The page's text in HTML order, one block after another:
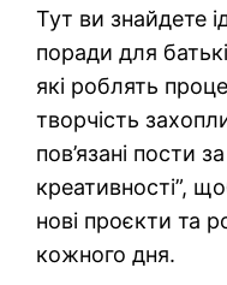
Тут ви знайдете
поради для
які роблять
творчість
пов’язані пости
креативності”,
нові проєкти та
кожного дня.